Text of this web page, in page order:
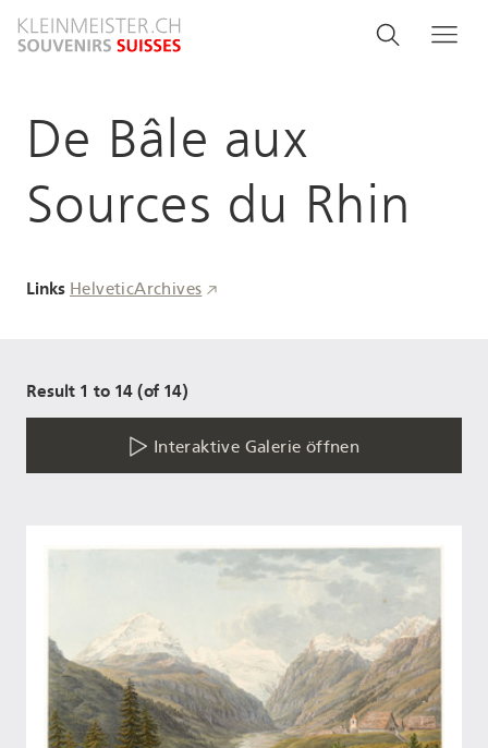
zum
Search
Suche
De Bâle aux
Sources du Rhin
Links HelveticArchives
Result 1 to 14 (of 14)
Interaktive Galerie öffnen